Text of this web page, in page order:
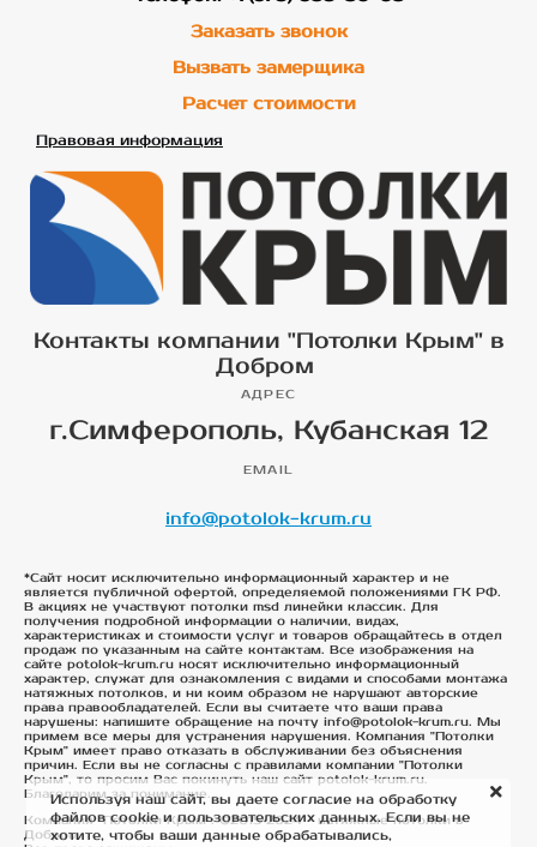
Заказать звонок
Вызвать замерщика
Расчет стоимости
Правовая информация
Контакты компании "Потолки Крым" в
Добром
АДРЕС
г.Симферополь, Кубанская 12
EMAIL
info@potolok-krum.ru
*Сайт носит исключительно информационный характер и не
является публичной офертой, определяемой положениями ГК РФ.
В акциях не участвуют потолки msd линейки классик. Для
получения подробной информации о наличии, видах,
характеристиках и стоимости услуг и товаров обращайтесь в отдел
продаж по указанным на сайте контактам. Все изображения на
сайте potolok-krum.ru носят исключительно информационный
характер, служат для ознакомления с видами и способами монтажа
натяжных потолков, и ни коим образом не нарушают авторские
права правообладателей. Если вы считаете что ваши права
нарушены: напишите обращение на почту info@potolok-krum.ru. Мы
примем все меры для устранения нарушения. Компания "Потолки
Крым" имеет право отказать в обслуживании без объяснения
причин. Если вы не согласны с правилами компании "Потолки
Крым", то просим Вас покинуть наш сайт potolok-krum.ru.
Благодарим за понимание.
Компания "Потолки Крым". ©2015-2024 - натяжные потолки в
Добром
Используя наш сайт, вы даете согласие на обработку
файлов cookie и пользовательских данных. Если вы не
хотите, чтобы ваши данные обрабатывались,